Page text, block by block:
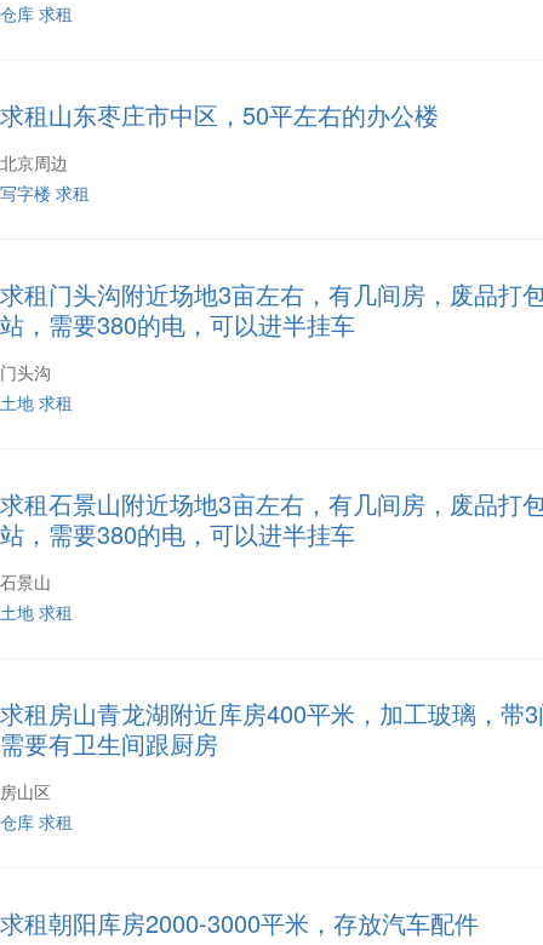
仓库 求租
求租山东枣庄市中区，50平左右的办公楼
北京周边
写字楼 求租
求租门头沟附近场地3亩左右，有几间房，废品打
站，需要380的电，可以进半挂车
门头沟
土地 求租
求租石景山附近场地3亩左右，有几间房，废品打
站，需要380的电，可以进半挂车
石景山
土地 求租
求租房山青龙湖附近库房400平米，加工玻璃，带
需要有卫生间跟厨房
房山区
仓库 求租
求租朝阳库房2000-3000平米，存放汽车配件